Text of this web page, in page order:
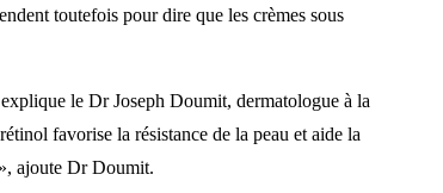
toutefois pour dire que les crèmes sous
le Dr Joseph Doumit, dermatologue à la
favorise la résistance de la peau et aide la
ajoute Dr Doumit.